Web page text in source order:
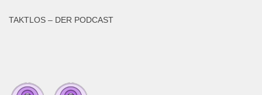
TAKTLOS – DER PODCAST